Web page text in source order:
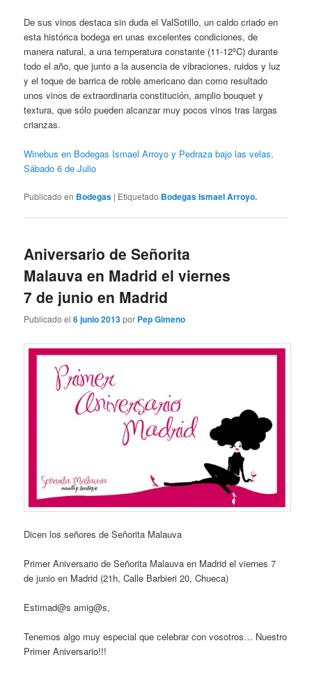
De sus vinos destaca sin duda el ValSotillo, un caldo criado en
esta histórica bodega en unas excelentes condiciones, de
manera natural, a una temperatura constante (11-12ºC) durante
todo el año, que junto a la ausencia de vibraciones, ruidos y luz
y el toque de barrica de roble americano dan como resultado
unos vinos de extraordinaria constitución, amplio bouquet y
textura, que sólo pueden alcanzar muy pocos vinos tras largas
crianzas.
Winebus en Bodegas Ismael Arroyo y Pedraza bajo las velas,
Sábado 6 de Julio
Publicado en Bodegas | Etiquetado Bodegas Ismael Arroyo.
Aniversario de Señorita
Malauva en Madrid el viernes
7 de junio en Madrid
Publicado el6 junio 2013por Pep Gimeno
Dicen los señores de Señorita Malauva
Primer Aniversario de Señorita Malauva en Madrid el viernes 7
de junio en Madrid (21h, Calle Barbieri 20, Chueca)
Estimad@s amig@s,
Tenemos algo muy especial que celebrar con vosotros… Nuestro
Primer Aniversario!!!